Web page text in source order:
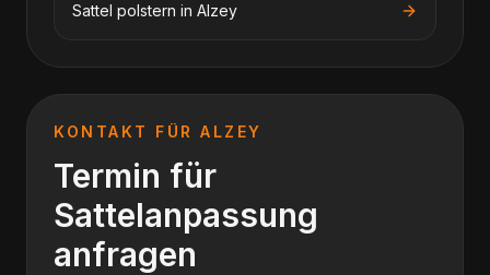
Sattel polstern in Alzey
KONTAKT FÜRALZEY
Termin für
Sattelanpassung
anfragen